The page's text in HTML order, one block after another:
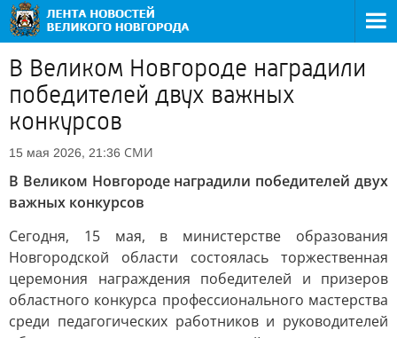
В Великом Новгороде наградили
победителей двух важных
конкурсов
15 мая 2026, 21:36 СМИ
В Великом Новгороде наградили победителей двух
важных конкурсов
Сегодня, 15 мая, в министерстве образования
Новгородской области состоялась торжественная
церемония награждения победителей и призеров
областного конкурса профессионального мастерства
среди педагогических работников и руководителей